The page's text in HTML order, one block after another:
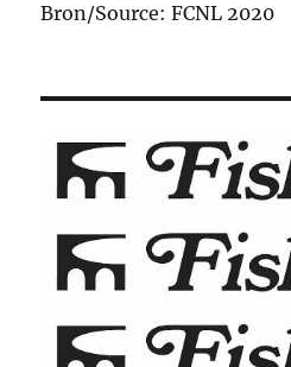
Bron/Source: FCNL 2020